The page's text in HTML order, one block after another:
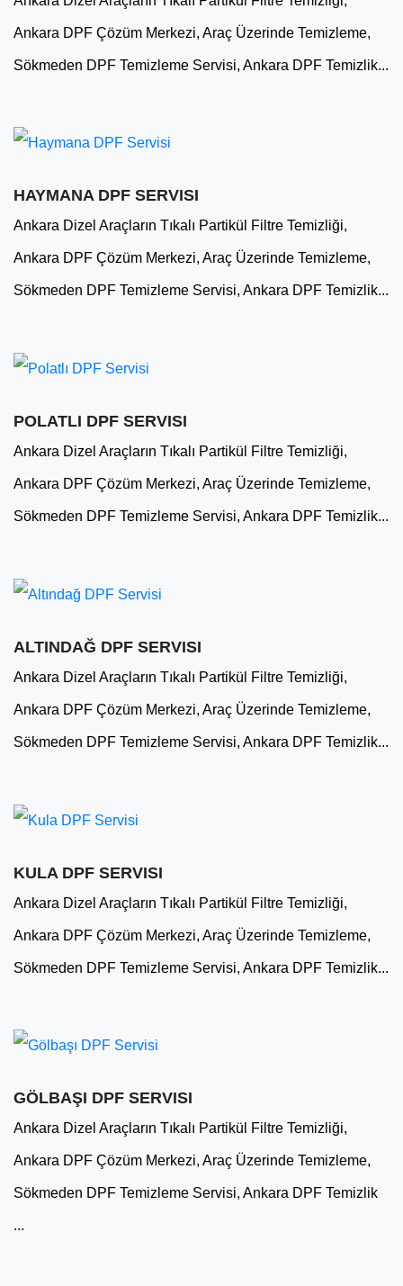
Ankara DPF Çözüm Merkezi, Araç Üzerinde Temizleme,
Sökmeden DPF Temizleme Servisi, Ankara DPF Temizlik...
HAYMANA DPF SERVISI
Ankara Dizel Araçların Tıkalı Partikül Filtre Temizliği,
Ankara DPF Çözüm Merkezi, Araç Üzerinde Temizleme,
Sökmeden DPF Temizleme Servisi, Ankara DPF Temizlik...
POLATLI DPF SERVISI
Ankara Dizel Araçların Tıkalı Partikül Filtre Temizliği,
Ankara DPF Çözüm Merkezi, Araç Üzerinde Temizleme,
Sökmeden DPF Temizleme Servisi, Ankara DPF Temizlik...
ALTINDAĞ DPF SERVISI
Ankara Dizel Araçların Tıkalı Partikül Filtre Temizliği,
Ankara DPF Çözüm Merkezi, Araç Üzerinde Temizleme,
Sökmeden DPF Temizleme Servisi, Ankara DPF Temizlik...
KULA DPF SERVISI
Ankara Dizel Araçların Tıkalı Partikül Filtre Temizliği,
Ankara DPF Çözüm Merkezi, Araç Üzerinde Temizleme,
Sökmeden DPF Temizleme Servisi, Ankara DPF Temizlik...
GÖLBAŞI DPF SERVISI
Ankara Dizel Araçların Tıkalı Partikül Filtre Temizliği,
Ankara DPF Çözüm Merkezi, Araç Üzerinde Temizleme,
Sökmeden DPF Temizleme Servisi, Ankara DPF Temizlik
...